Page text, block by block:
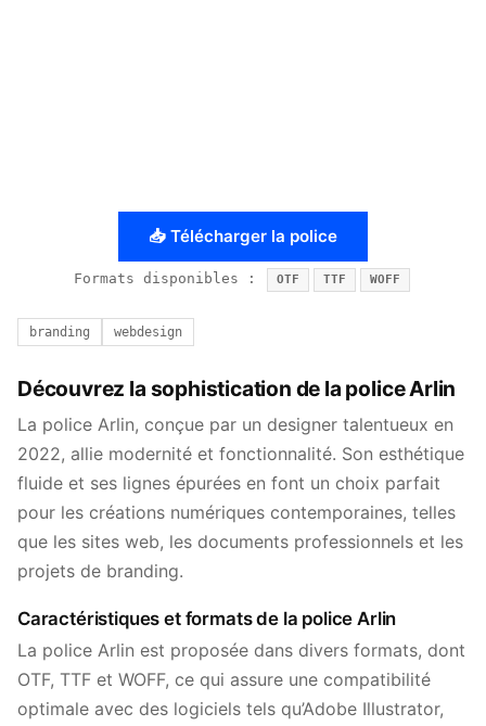
📥 Télécharger la police
Formats disponibles : OTF TTF WOFF
branding webdesign
Découvrez la sophistication de la police Arlin
La police Arlin, conçue par un designer talentueux en
2022, allie modernité et fonctionnalité. Son esthétique
fluide et ses lignes épurées en font un choix parfait
pour les créations numériques contemporaines, telles
que les sites web, les documents professionnels et les
projets de branding.
Caractéristiques et formats de la police Arlin
La police Arlin est proposée dans divers formats, dont
OTF, TTF et WOFF, ce qui assure une compatibilité
optimale avec des logiciels tels qu’Adobe Illustrator,